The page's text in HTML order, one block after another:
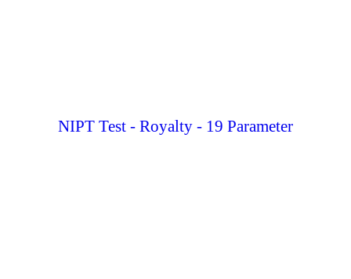
NIPT Test - Royalty - 19 Parameter